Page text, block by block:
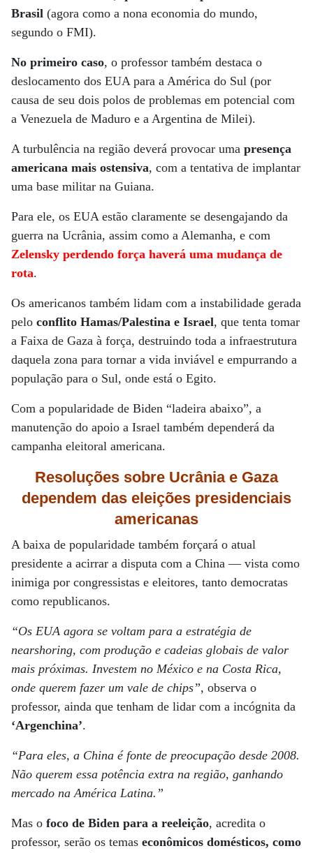
Brasil (agora como a nona economia do mundo,
segundo o FMI).
No primeiro caso, o professor também destaca o
deslocamento dos EUA para a América do Sul (por
causa de seu dois polos de problemas em potencial com
a Venezuela de Maduro e a Argentina de Milei).
A turbulência na região deverá provocar uma presença
americana mais ostensiva, com a tentativa de implantar
uma base militar na Guiana.
Para ele, os EUA estão claramente se desengajando da
guerra na Ucrânia, assim como a Alemanha, e com
Zelensky perdendo força haverá uma mudança de
rota.
Os americanos também lidam com a instabilidade gerada
pelo conflito Hamas/Palestina e Israel, que tenta tomar
a Faixa de Gaza à força, destruindo toda a infraestrutura
daquela zona para tornar a vida inviável e empurrando a
população para o Sul, onde está o Egito.
Com a popularidade de Biden “ladeira abaixo”, a
manutenção do apoio a Israel também dependerá da
campanha eleitoral americana.
Resoluções sobre Ucrânia e Gaza
dependem das eleições presidenciais
americanas
A baixa de popularidade também forçará o atual
presidente a acirrar a disputa com a China — vista como
inimiga por congressistas e eleitores, tanto democratas
como republicanos.
“Os EUA agora se voltam para a estratégia de
nearshoring, com produção e cadeias globais de valor
mais próximas. Investem no México e na Costa Rica,
onde querem fazer um vale de chips”, observa o
professor, ainda que tenham de lidar com a incógnita da
‘Argenchina’.
“Para eles, a China é fonte de preocupação desde 2008.
Não querem essa potência extra na região, ganhando
mercado na América Latina.”
Mas o foco de Biden para a reeleição, acredita o
professor, serão os temas econômicos domésticos, como